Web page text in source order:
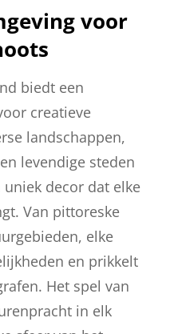
voor
biedt een
creatieve
landschappen,
levendige steden
decor dat elke
Van pittoreske
elke
en prikkelt
Het spel van
in elk